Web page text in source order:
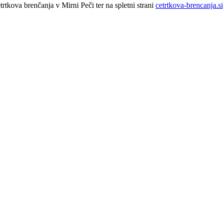
brenčanja v Mirni Peči ter na spletni strani cetrtkova-brencanja.si